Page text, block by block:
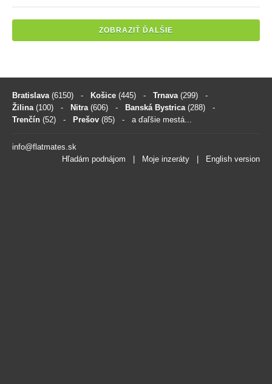
ZOBRAZIŤ ĎALŠIE
Bratislava (6150) - Košice (445) - Trnava (299) -
Žilina (100) - Nitra (606) - Banská Bystrica (288) -
Trenčín (52) - Prešov (85) - a ďaľšie mestá...
info@flatmates.sk
Hľadám podnájom
Moje inzeráty English version